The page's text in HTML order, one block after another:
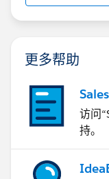
更多帮助
访问
持。